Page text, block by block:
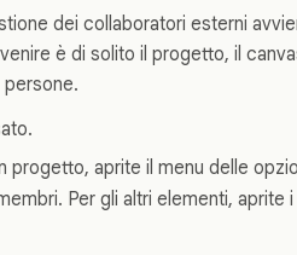
dei collaboratori esterni
è di solito il progetto, il
progetto, aprite il menu delle
Per gli altri elementi, aprite